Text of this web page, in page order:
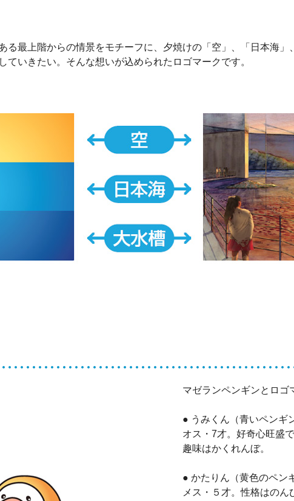
る最上階からの情景をモチーフに、夕焼けの「空」、「日本海
いきたい。そんな想いが込められたロゴマークです。
マゼランペンギンとロゴ
● うみくん（青いペンギ
オス・7才。好奇心旺盛
趣味はかくれんぼ。
● かたりん（黄色のペン
メス・５才。性格はの